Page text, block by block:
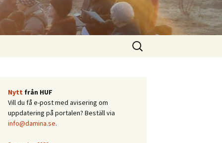
Sök
efter:
Nytt från HUF
Vill du få e-post med avisering om
uppdatering på portalen? Beställ via
info@damina.se.